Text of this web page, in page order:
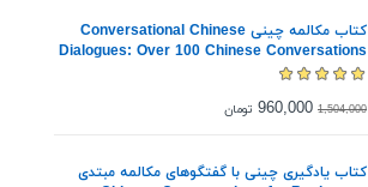
کتاب مکالمه چینی Conversational Chinese
Dialogues: Over 100 Chinese Conversations
and Short Stories
1,504,000
960,000 تومان
کتاب یادگیری چینی با گفتگوهای مکالمه مبتدی